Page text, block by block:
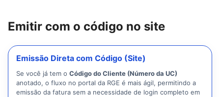
Emitir com o código no site
Emissão Direta com Código (Site)
Se você já tem o Código do Cliente (Número da UC)
anotado, o fluxo no portal da RGE é mais ágil, permitindo a
emissão da fatura sem a necessidade de login completo em